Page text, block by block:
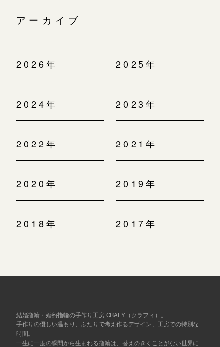
アーカイブ
2026年 2025年
2024年 2023年
2022年 2021年
2020年 2019年
2018年 2017年
結婚指輪・婚約指輪の手作り工房 CRAFY（クラフィ）。
手作りの優しい温もり、ふたりで考え作るデザイン、工房での特別な
時間。
一生に一度の瞬間から生まれる指輪は、替えのきくことがない世界に